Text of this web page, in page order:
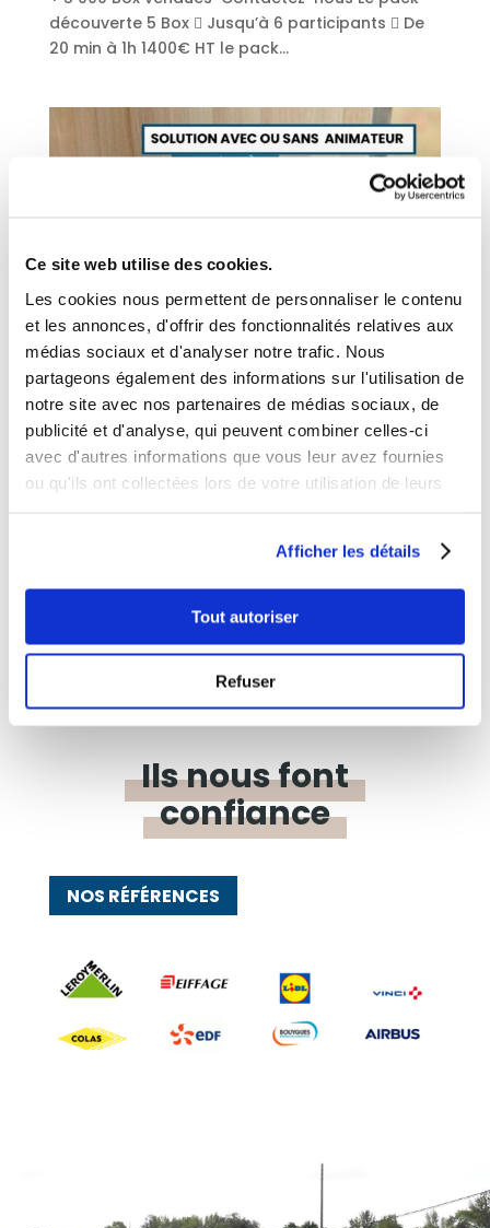
Ce site web utilise des cookies.
Les cookies nous permettent de personnaliser le contenu
et les annonces, d'offrir des fonctionnalités relatives aux
médias sociaux et d'analyser notre trafic. Nous
partageons également des informations sur l'utilisation de
notre site avec nos partenaires de médias sociaux, de
publicité et d'analyse, qui peuvent combiner celles-ci
avec d'autres informations que vous leur avez fournies
ou qu'ils ont collectées lors de votre utilisation de leurs
Afficher les détails
Tout autoriser
Refuser
découverte 5 Box  Jusqu’à 6 participants  De
20 min à 1h 1400€ HT le pack...
Pack 4 Box
paradmin7968 |Jan 20, 2025
Pack découverte : 4 Box Prévention 3 achetées,
la 4e offerte composez votre kit de serious
+ 5 000 Box vendues Contactez-nous Le pack
20 min à 1h 1050€ HT le pack...
« Entrées précédentes
Ils nous font
confiance
NOS RÉFÉRENCES